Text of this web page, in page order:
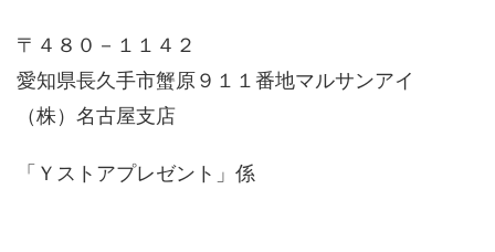
〒４８０－１１４２
愛知県長久手市蟹原９１１番地マルサンアイ
（株）名古屋支店
「Ｙストアプレゼント」係